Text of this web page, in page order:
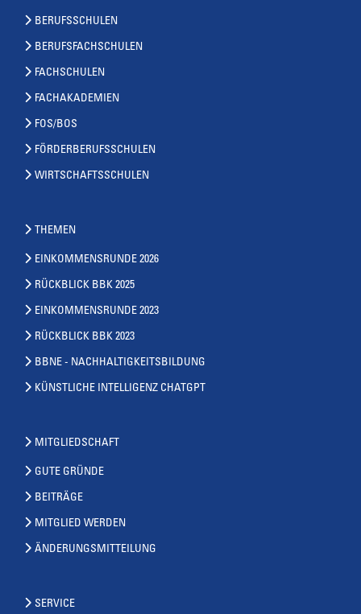
BERUFSSCHULEN
BERUFSFACHSCHULEN
FACHSCHULEN
FACHAKADEMIEN
FOS/BOS
FÖRDERBERUFSSCHULEN
WIRTSCHAFTSSCHULEN
THEMEN
EINKOMMENSRUNDE 2026
RÜCKBLICK BBK 2025
EINKOMMENSRUNDE 2023
RÜCKBLICK BBK 2023
BBNE - NACHHALTIGKEITSBILDUNG
KÜNSTLICHE INTELLIGENZ CHATGPT
MITGLIEDSCHAFT
GUTE GRÜNDE
BEITRÄGE
MITGLIED WERDEN
ÄNDERUNGSMITTEILUNG
SERVICE